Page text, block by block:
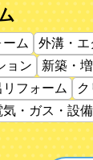
ム
外溝・エ
ョン
新築・
リフォーム
気・ガス・設